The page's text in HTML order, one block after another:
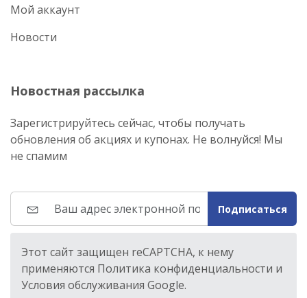
Мой аккаунт
Новости
Новостная рассылка
Зарегистрируйтесь сейчас, чтобы получать
обновления об акциях и купонах. Не волнуйся! Мы
не спамим
Подписаться
Этот сайт защищен reCAPTCHA, к нему
применяются Политика конфиденциальности и
Условия обслуживания Google.